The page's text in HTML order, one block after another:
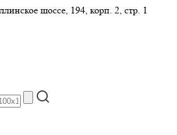
шоссе, 194, корп. 2, стр. 1